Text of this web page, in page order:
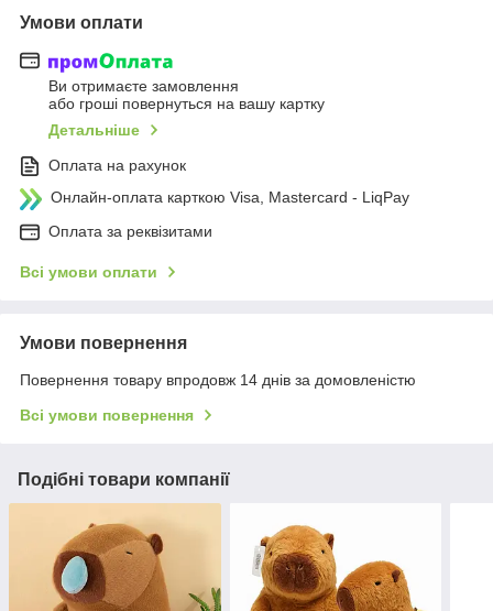
Умови оплати
Ви отримаєте замовлення
або гроші повернуться на вашу картку
Детальніше
Оплата на рахунок
Онлайн-оплата карткою Visa, Mastercard - LiqPay
Оплата за реквізитами
Всі умови оплати
Умови повернення
Повернення товару впродовж 14 днів за домовленістю
Всі умови повернення
Подібні товари компанії